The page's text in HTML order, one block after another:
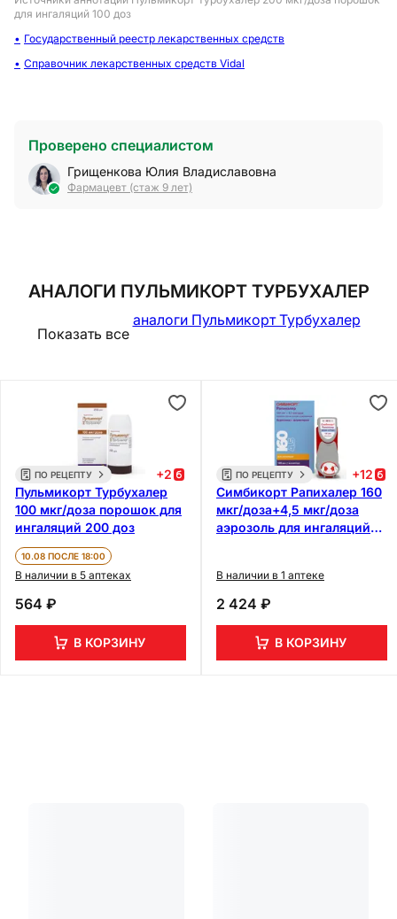
для ингаляций 100 доз
Государственный реестр лекарственных средств
Справочник лекарственных средств Vidal
Проверено специалистом
Грищенкова Юлия Владиславовна
Фармацевт (стаж 9 лет)
АНАЛОГИ ПУЛЬМИКОРТ ТУРБУХАЛЕР
Показать все
аналоги Пульмикорт Турбухалер
ПО РЕЦЕПТУ +2
Пульмикорт Турбухалер
100 мкг/доза порошок для
ингаляций 200 доз
10.08 ПОСЛЕ 18:00
В наличии в 5 аптеках
564 ₽
В КОРЗИНУ
ПО РЕЦЕПТУ +12
Симбикорт Рапихалер 160
мкг/доза+4,5 мкг/доза
аэрозоль для ингаляций
В наличии в 1 аптеке
2 424 ₽
В КОРЗИНУ